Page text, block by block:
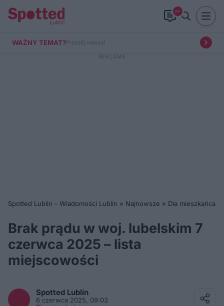
99+
WAŻNY TEMAT?Prześlij newsa!
Spotted Lublin - Wiadomości Lublin » Najnowsze » Dla mieszkańca
Brak prądu w woj. lubelskim 7
czerwca 2025 – lista
miejscowości
Spotted Lublin
6 czerwca 2025, 09:03